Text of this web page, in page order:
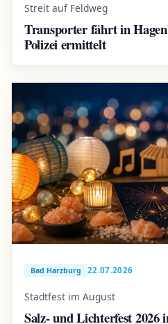
Streit auf Feldweg
Transporter fährt in
Polizei ermittelt
Bad Harzburg 22.07.2026
Stadtfest im August
Salz- und Lichterfest 2026